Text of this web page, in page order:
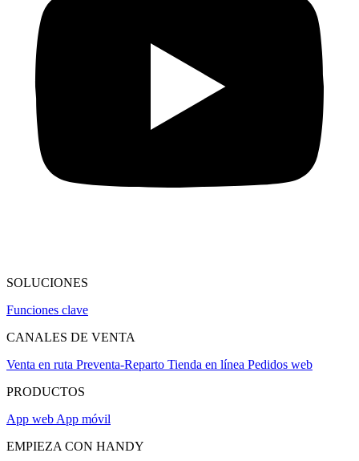
SOLUCIONES
Funciones clave
CANALES DE VENTA
Venta en ruta Preventa-Reparto Tienda en línea Pedidos web
PRODUCTOS
App web App móvil
EMPIEZA CON HANDY